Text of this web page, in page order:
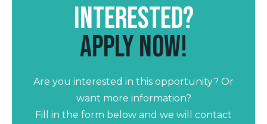
Interested?
Apply now!
Are you interested in this opportunity? Or
want more information?
Fill in the form below and we will contact